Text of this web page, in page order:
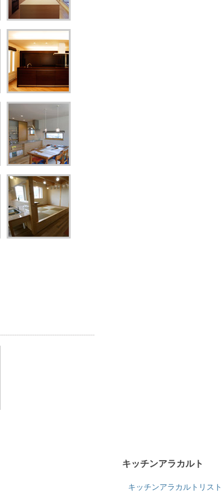
キッチンアラカルト
キッチンアラカルトリスト